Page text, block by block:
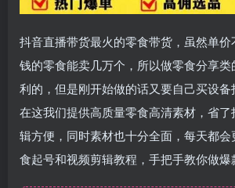
抖音直播带货最火的零食带货，虽然单
钱的零食能卖几万个，所以做零食分享
利的，但是刚开始做的话又要自己买设备
在这我们提供高质量零食高清素材，省
辑方便，同时素材也十分全面，每天都
食起号和视频剪辑教程，手把手教你做爆